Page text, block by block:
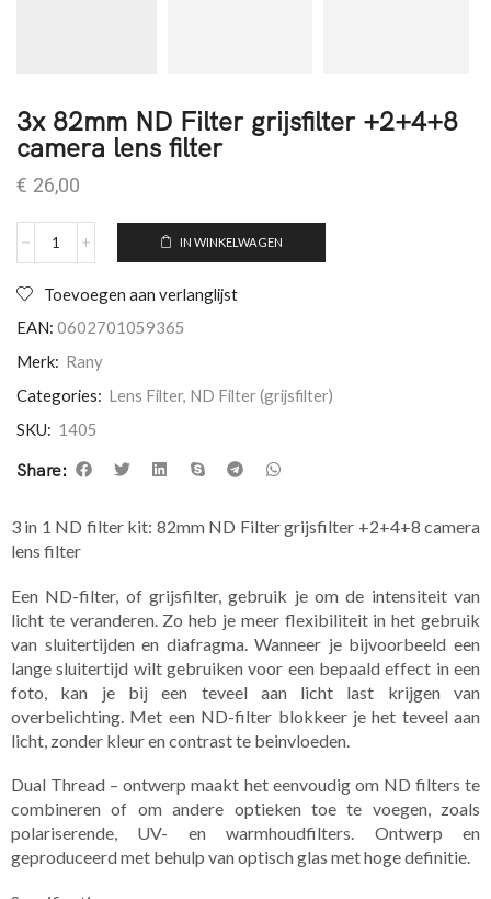
3x 82mm ND Filter grijsfilter +2+4+8
camera lens filter
€ 26,00
IN WINKELWAGEN
Toevoegen aan verlanglijst
EAN: 0602701059365
Merk: Rany
Categories: Lens Filter, ND Filter (grijsfilter)
SKU: 1405
Share:
3 in 1 ND filter kit: 82mm ND Filter grijsfilter +2+4+8 camera
lens filter
Een ND-filter, of grijsfilter, gebruik je om de intensiteit van
licht te veranderen. Zo heb je meer flexibiliteit in het gebruik
van sluitertijden en diafragma. Wanneer je bijvoorbeeld een
lange sluitertijd wilt gebruiken voor een bepaald effect in een
foto, kan je bij een teveel aan licht last krijgen van
overbelichting. Met een ND-filter blokkeer je het teveel aan
licht, zonder kleur en contrast te beinvloeden.
Dual Thread – ontwerp maakt het eenvoudig om ND filters te
combineren of om andere optieken toe te voegen, zoals
polariserende, UV- en warmhoudfilters. Ontwerp en
geproduceerd met behulp van optisch glas met hoge definitie.